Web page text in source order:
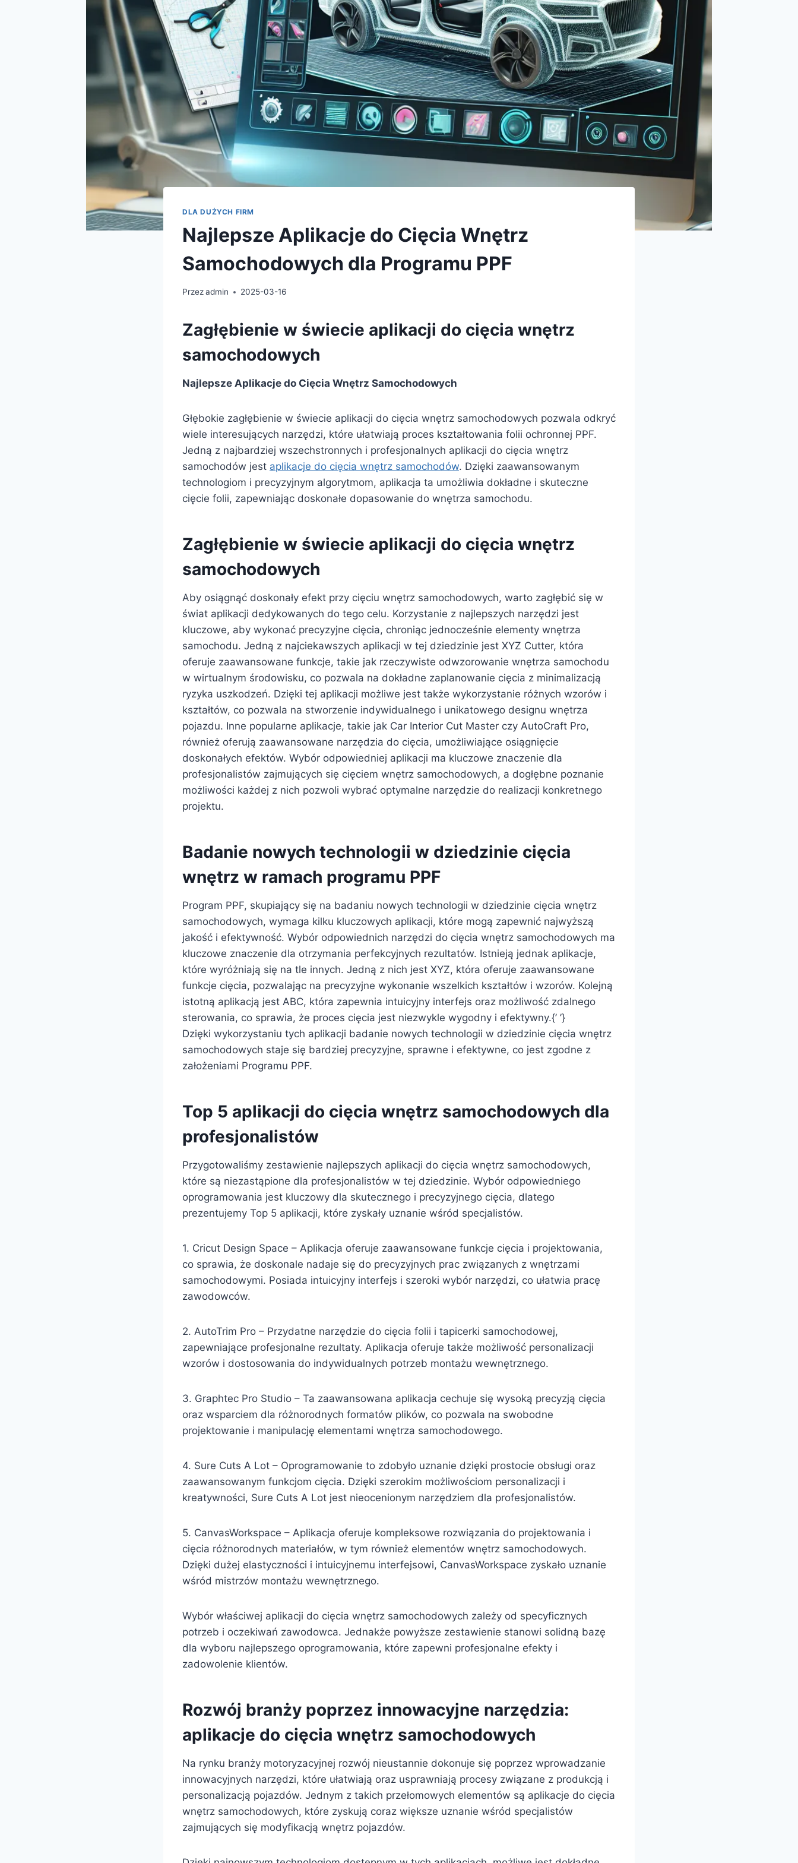
DLA DUŻYCH FIRM
Najlepsze Aplikacje do Cięcia Wnętrz
Samochodowych dla Programu PPF
Przezadmin 2025-03-16
Zagłębienie w świecie aplikacji do cięcia wnętrz
samochodowych
Najlepsze Aplikacje do Cięcia Wnętrz Samochodowych
Głębokie zagłębienie w świecie aplikacji do cięcia wnętrz samochodowych pozwala odkryć
wiele interesujących narzędzi, które ułatwiają proces kształtowania folii ochronnej PPF.
Jedną z najbardziej wszechstronnych i profesjonalnych aplikacji do cięcia wnętrz
samochodów jest aplikacje do cięcia wnętrz samochodów. Dzięki zaawansowanym
technologiom i precyzyjnym algorytmom, aplikacja ta umożliwia dokładne i skuteczne
cięcie folii, zapewniając doskonałe dopasowanie do wnętrza samochodu.
Zagłębienie w świecie aplikacji do cięcia wnętrz
samochodowych
Aby osiągnąć doskonały efekt przy cięciu wnętrz samochodowych, warto zagłębić się w
świat aplikacji dedykowanych do tego celu. Korzystanie z najlepszych narzędzi jest
kluczowe, aby wykonać precyzyjne cięcia, chroniąc jednocześnie elementy wnętrza
samochodu. Jedną z najciekawszych aplikacji w tej dziedzinie jest XYZ Cutter, która
oferuje zaawansowane funkcje, takie jak rzeczywiste odwzorowanie wnętrza samochodu
w wirtualnym środowisku, co pozwala na dokładne zaplanowanie cięcia z minimalizacją
ryzyka uszkodzeń. Dzięki tej aplikacji możliwe jest także wykorzystanie różnych wzorów i
kształtów, co pozwala na stworzenie indywidualnego i unikatowego designu wnętrza
pojazdu. Inne popularne aplikacje, takie jak Car Interior Cut Master czy AutoCraft Pro,
również oferują zaawansowane narzędzia do cięcia, umożliwiające osiągnięcie
doskonałych efektów. Wybór odpowiedniej aplikacji ma kluczowe znaczenie dla
profesjonalistów zajmujących się cięciem wnętrz samochodowych, a dogłębne poznanie
możliwości każdej z nich pozwoli wybrać optymalne narzędzie do realizacji konkretnego
projektu.
Badanie nowych technologii w dziedzinie cięcia
wnętrz w ramach programu PPF
Program PPF, skupiający się na badaniu nowych technologii w dziedzinie cięcia wnętrz
samochodowych, wymaga kilku kluczowych aplikacji, które mogą zapewnić najwyższą
jakość i efektywność. Wybór odpowiednich narzędzi do cięcia wnętrz samochodowych ma
kluczowe znaczenie dla otrzymania perfekcyjnych rezultatów. Istnieją jednak aplikacje,
które wyróżniają się na tle innych. Jedną z nich jest XYZ, która oferuje zaawansowane
funkcje cięcia, pozwalając na precyzyjne wykonanie wszelkich kształtów i wzorów. Kolejną
istotną aplikacją jest ABC, która zapewnia intuicyjny interfejs oraz możliwość zdalnego
sterowania, co sprawia, że proces cięcia jest niezwykle wygodny i efektywny.{’ ’}
Dzięki wykorzystaniu tych aplikacji badanie nowych technologii w dziedzinie cięcia wnętrz
samochodowych staje się bardziej precyzyjne, sprawne i efektywne, co jest zgodne z
założeniami Programu PPF.
Top 5 aplikacji do cięcia wnętrz samochodowych dla
profesjonalistów
Przygotowaliśmy zestawienie najlepszych aplikacji do cięcia wnętrz samochodowych,
które są niezastąpione dla profesjonalistów w tej dziedzinie. Wybór odpowiedniego
oprogramowania jest kluczowy dla skutecznego i precyzyjnego cięcia, dlatego
prezentujemy Top 5 aplikacji, które zyskały uznanie wśród specjalistów.
1. Cricut Design Space – Aplikacja oferuje zaawansowane funkcje cięcia i projektowania,
co sprawia, że doskonale nadaje się do precyzyjnych prac związanych z wnętrzami
samochodowymi. Posiada intuicyjny interfejs i szeroki wybór narzędzi, co ułatwia pracę
zawodowców.
2. AutoTrim Pro – Przydatne narzędzie do cięcia folii i tapicerki samochodowej,
zapewniające profesjonalne rezultaty. Aplikacja oferuje także możliwość personalizacji
wzorów i dostosowania do indywidualnych potrzeb montażu wewnętrznego.
3. Graphtec Pro Studio – Ta zaawansowana aplikacja cechuje się wysoką precyzją cięcia
oraz wsparciem dla różnorodnych formatów plików, co pozwala na swobodne
projektowanie i manipulację elementami wnętrza samochodowego.
4. Sure Cuts A Lot – Oprogramowanie to zdobyło uznanie dzięki prostocie obsługi oraz
zaawansowanym funkcjom cięcia. Dzięki szerokim możliwościom personalizacji i
kreatywności, Sure Cuts A Lot jest nieocenionym narzędziem dla profesjonalistów.
5. CanvasWorkspace – Aplikacja oferuje kompleksowe rozwiązania do projektowania i
cięcia różnorodnych materiałów, w tym również elementów wnętrz samochodowych.
Dzięki dużej elastyczności i intuicyjnemu interfejsowi, CanvasWorkspace zyskało uznanie
wśród mistrzów montażu wewnętrznego.
Wybór właściwej aplikacji do cięcia wnętrz samochodowych zależy od specyficznych
potrzeb i oczekiwań zawodowca. Jednakże powyższe zestawienie stanowi solidną bazę
dla wyboru najlepszego oprogramowania, które zapewni profesjonalne efekty i
zadowolenie klientów.
Rozwój branży poprzez innowacyjne narzędzia:
aplikacje do cięcia wnętrz samochodowych
Na rynku branży motoryzacyjnej rozwój nieustannie dokonuje się poprzez wprowadzanie
innowacyjnych narzędzi, które ułatwiają oraz usprawniają procesy związane z produkcją i
personalizacją pojazdów. Jednym z takich przełomowych elementów są aplikacje do cięcia
wnętrz samochodowych, które zyskują coraz większe uznanie wśród specjalistów
zajmujących się modyfikacją wnętrz pojazdów.